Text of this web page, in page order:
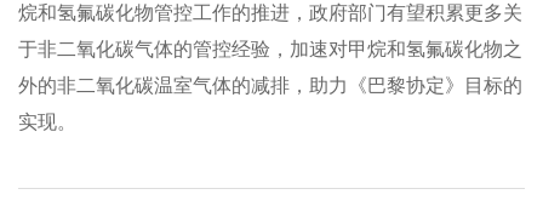
烷和氢氟碳化物管控工作的推进，政府部门有望积累更多关
于非二氧化碳气体的管控经验，加速对甲烷和氢氟碳化物之
外的非二氧化碳温室气体的减排，助力《巴黎协定》目标的
实现。